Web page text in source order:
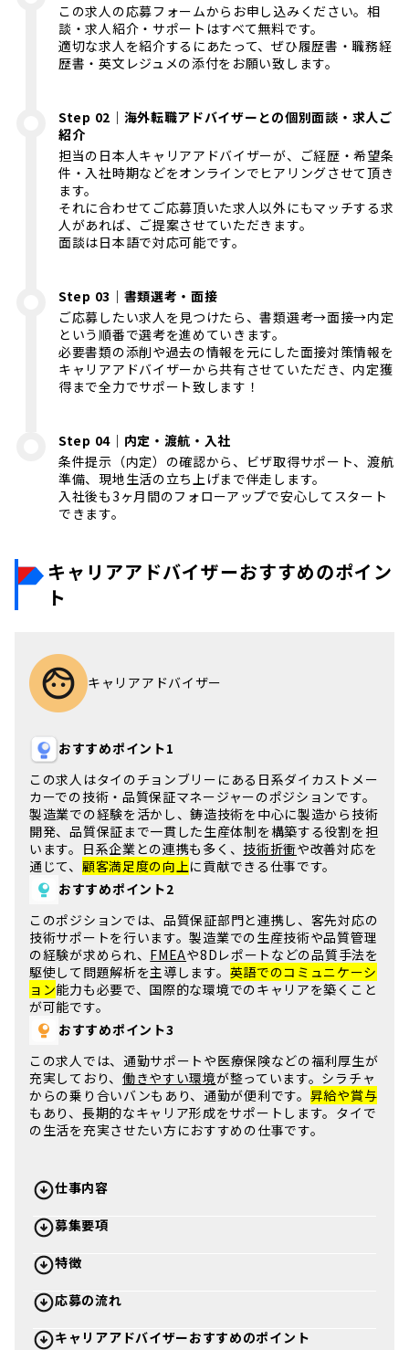
この求人の応募フォームからお申し込みください。相
談・求人紹介・サポートはすべて無料です。
適切な求人を紹介するにあたって、ぜひ履歴書・職務経
歴書・英文レジュメの添付をお願い致します。
Step 02｜海外転職アドバイザーとの個別面談・求人ご
紹介
担当の日本人キャリアアドバイザーが、ご経歴・希望条
件・入社時期などをオンラインでヒアリングさせて頂き
ます。
それに合わせてご応募頂いた求人以外にもマッチする求
人があれば、ご提案させていただきます。
面談は日本語で対応可能です。
Step 03｜書類選考・面接
ご応募したい求人を見つけたら、書類選考→面接→内定
という順番で選考を進めていきます。
必要書類の添削や過去の情報を元にした面接対策情報を
キャリアアドバイザーから共有させていただき、内定獲
得まで全力でサポート致します！
Step 04｜内定・渡航・入社
条件提示（内定）の確認から、ビザ取得サポート、渡航
準備、現地生活の立ち上げまで伴走します。
入社後も3ヶ月間のフォローアップで安心してスタート
できます。
キャリアアドバイザーおすすめのポイン
ト
キャリアアドバイザー
おすすめポイント1
この求人はタイ のチョンブリー にある日系ダイカストメー
カーでの技術・品質保証マネージャーのポジションです。
製造業での経験を活かし、鋳造技術を中心に製造から技術
開発、品質保証まで一貫した生産体制を構築する役割を担
います。 日系企業との連携も多く、 技術折衝や改善対応を
通じて、 顧客満足度の向上に貢献できる仕事です。
おすすめポイント2
このポジションでは、 品質保証部門と連携し、客先対応の
技術サポートを行います。製造業での生産技術や品質管理
の経験が求められ、 FMEAや8Dレポート などの品質手法を
駆使して問題解析を主導します。 英語でのコミュニケーシ
ョン能力も必要で、国際的な環境でのキャリアを築くこと
が可能です。
おすすめポイント3
この求人 では、 通勤サポート や医療保険などの福利厚生が
充実しており、 働きやすい環境が整っています。 シラチャ
からの乗り合いバンもあり、通勤が便利です。 昇給や賞与
もあり、長期的なキャリア形成をサポートします。 タイ で
の生活を充実させたい方におすすめの仕事です。
仕事内容
募集要項
特徴
応募の流れ
キャリアアドバイザーおすすめのポイント